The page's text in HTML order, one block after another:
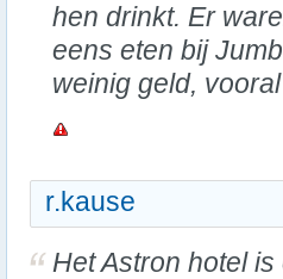
hen drinkt. Er
eens eten bij
weinig geld,
r.kause
Het Astron hotel